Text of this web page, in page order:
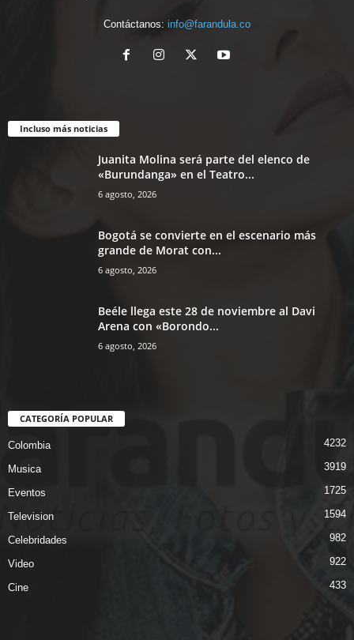
Contáctanos: info@farandula.co
Incluso más noticias
Juanita Molina será parte del elenco de
«Burundanga» en el Teatro...
6 agosto, 2026
Bogotá se convierte en el escenario más
grande de Morat con...
6 agosto, 2026
Beéle llega este 28 de noviembre al Davi
Arena con «Borondo...
6 agosto, 2026
CATEGORÍA POPULAR
Colombia 4232
Musica 3919
Eventos 1725
Television 1594
Celebridades 982
Video 922
Cine 433